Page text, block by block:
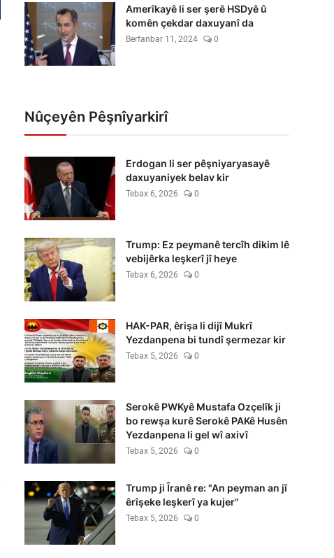
Amerîkayê li ser şerê HSDyê û
komên çekdar daxuyanî da
Berfanbar 11, 2024 0
Nûçeyên Pêşnîyarkirî
Erdogan li ser pêşniyaryasayê
daxuyaniyek belav kir
Tebax 6, 2026 0
Trump: Ez peymanê tercîh dikim lê
vebijêrka leşkerî jî heye
Tebax 6, 2026 0
HAK-PAR, êrişa li dijî Mukrî
Yezdanpena bi tundî şermezar kir
Tebax 5, 2026 0
Serokê PWKyê Mustafa Ozçelîk ji
bo rewşa kurê Serokê PAKê Husên
Yezdanpena li gel wî axivî
Tebax 5, 2026 0
Trump ji Îranê re: "An peyman an jî
êrîşeke leşkerî ya kujer"
Tebax 5, 2026 0